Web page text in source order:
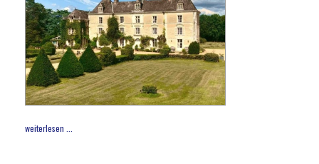
weiterlesen ...